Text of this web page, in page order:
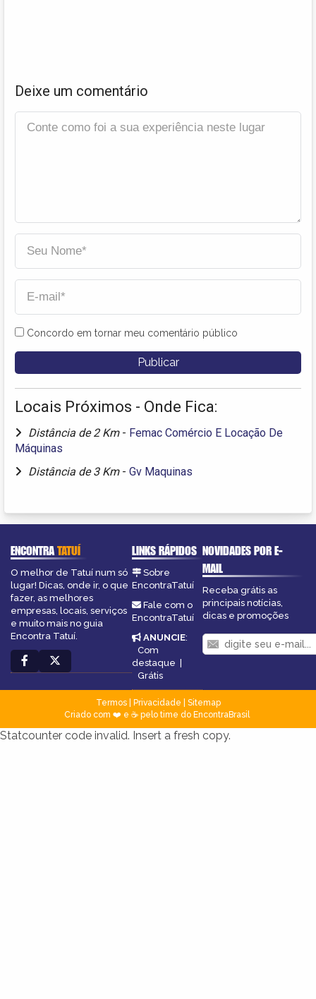
Deixe um comentário
Concordo em tornar meu comentário público
Locais Próximos - Onde Fica:
Distância de 2 Km - Femac Comércio E Locação De
Máquinas
Distância de 3 Km - Gv Maquinas
ENCONTRATATUÍ
O melhor de Tatuí num só
lugar! Dicas, onde ir, o que
fazer, as melhores
empresas, locais, serviços
e muito mais no guia
Encontra Tatuí.
LINKS RÁPIDOS
Sobre
EncontraTatuí
Fale com o
EncontraTatuí
ANUNCIE:
Com
destaque |
Grátis
NOVIDADES POR E-
MAIL
Receba grátis as
principais notícias,
dicas e promoções
Termos| Privacidade
Sitemap
Criado com ❤️ e ☕ pelo time do EncontraBrasil
Statcounter code invalid. Insert a fresh copy.